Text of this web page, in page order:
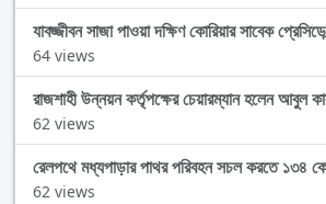
যাবজ্জীবন সাজা পাওয়া দক্ষিণ কোরিয়ার সাবেক
64 views
রাজশাহী উন্নয়ন কর্তৃপক্ষের চেয়ারম্যান হলেন আবুল
62 views
রেলপথে মধ্যপাড়ার পাথর পরিবহন সচল করতে ১৩৪
62 views